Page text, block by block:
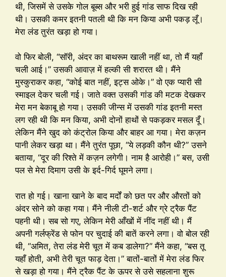
थी, जिसमें से उसके गोल बूब्स और भरी हुई गांड साफ दिख रही
थी। उसकी कमर इतनी पतली थी कि मन किया अभी पकड़ लूँ।
मेरा लंड तुरंत खड़ा हो गया।
वो फिर बोली, “सॉरी, अंदर का बाथरूम खाली नहीं था, तो मैं यहाँ
चली आई।” उसकी आवाज़ में हल्की सी शरारत थी। मैंने
मुस्कुराकर कहा, “कोई बात नहीं, इट्स ओके।” वो एक प्यारी सी
स्माइल देकर चली गई। जाते वक्त उसकी गांड की मटक देखकर
मेरा मन बेकाबू हो गया। उसकी जीन्स में उसकी गांड इतनी मस्त
लग रही थी कि मन किया, अभी दोनों हाथों से पकड़कर मसल दूँ।
लेकिन मैंने खुद को कंट्रोल किया और बाहर आ गया। मेरा कज़न
पानी लेकर खड़ा था। मैंने तुरंत पूछा, “ये लड़की कौन थी?” उसने
बताया, “दूर की रिश्ते में कज़न लगेगी। नाम है आरोही।” बस, उसी
पल से मेरा दिमाग उसी के इर्द-गिर्द घूमने लगा।
रात हो गई। खाना खाने के बाद मर्दों को छत पर और औरतों को
अंदर सोने को कहा गया। मैंने नीली टी-शर्ट और ग्रे ट्रैक पैंट
पहनी थी। सब सो गए, लेकिन मेरी आँखों में नींद नहीं थी। मैं
अपनी गर्लफ्रेंड से फोन पर चुदाई की बातें करने लगा। वो बोल रही
थी, “अमित, तेरा लंड मेरी चूत में कब डालेगा?” मैंने कहा, “बस तू
यहाँ होती, अभी तेरी चूत फाड़ देता।” बातों-बातों में मेरा लंड फिर
से खड़ा हो गया। मैंने ट्रैक पैंट के ऊपर से उसे सहलाना शुरू